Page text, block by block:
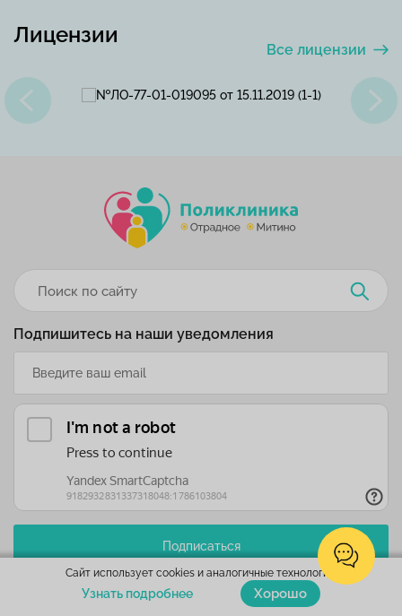
Лицензии
Все лицензии
Мы в соцсетях:
Подпишитесь на наши уведомления
Подписаться
Сайт использует cookies и аналогичные технологии.
Узнать подробнее Хорошо